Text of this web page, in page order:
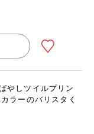
やしツイルプリン
ラーのバリスタく